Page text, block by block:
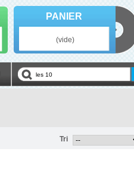
PANIER
(vide)
Tri